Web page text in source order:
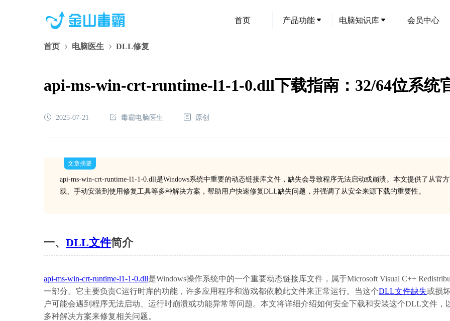
首页 产品功能 电脑知识库 会员中心
首页 电脑医生 DLL修复
api-ms-win-crt-runtime-l1-1-0.dll下载指南：32/64位系统
2025-07-21 毒霸电脑医生 原创
文章摘要
api-ms-win-crt-runtime-l1-1-0.dll是Windows系统中重要的动态链接库文件，缺失会导致程序无法启动或崩溃。本文提供了从官
载、手动安装到使用修复工具等多种解决方案，帮助用户快速修复DLL缺失问题，并强调了从安全来源下载的重要性。
一、 DLL文件简介
api-ms-win-crt-runtime-l1-1-0.dll是Windows操作系统中的一个重要动态链接库文件，属于Microsoft Visual C++
一部分。它主要负责C运行时库的功能，许多应用程序和游戏都依赖此文件来正常运行。当这个DLL文件缺失或损
户可能会遇到程序无法启动、运行时崩溃或功能异常等问题。本文将详细介绍如何安全下载和安装这个DLL文件，
多种解决方案来修复相关问题。